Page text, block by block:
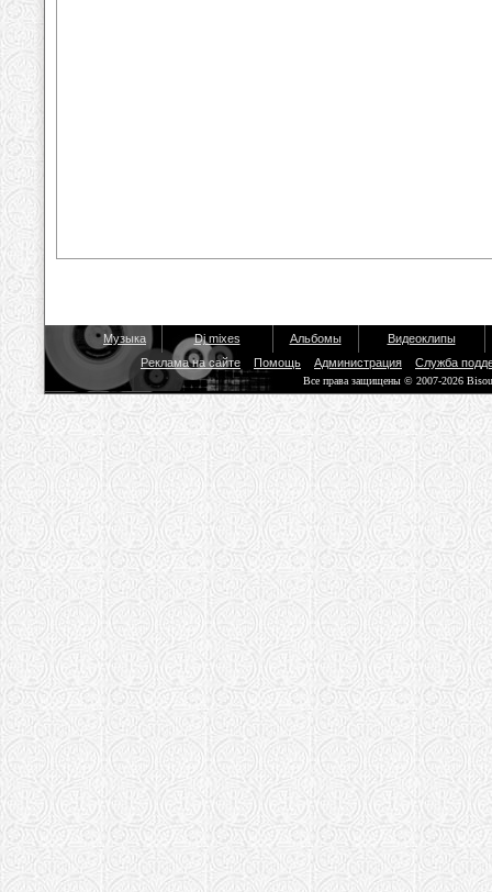
Музыка Dj mixes Альбомы
Видеоклипы
Реклама на сайте
Помощь Администрация Служба
Все права защищены © 2007-2026